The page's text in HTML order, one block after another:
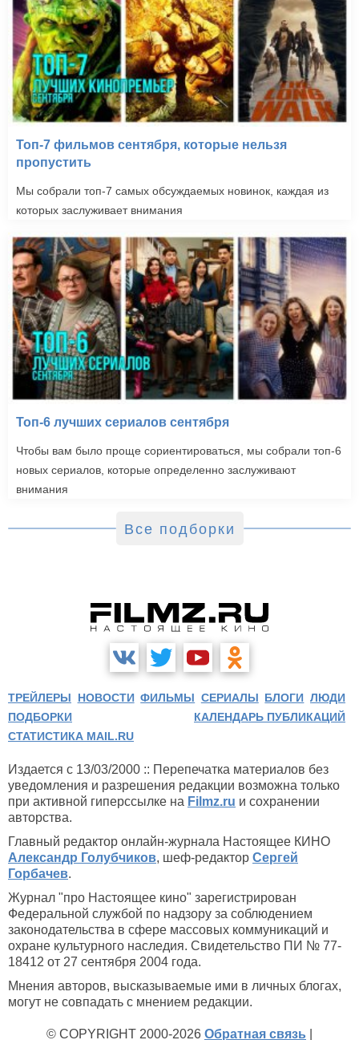
Топ-7 фильмов сентября, которые нельзя
пропустить
Мы собрали топ-7 самых обсуждаемых новинок, каждая из
которых заслуживает внимания
Топ-6 лучших сериалов сентября
Чтобы вам было проще сориентироваться, мы собрали топ-6
новых сериалов, которые определенно заслуживают
внимания
Все подборки
ТРЕЙЛЕРЫ НОВОСТИ ФИЛЬМЫ СЕРИАЛЫ БЛОГИ ЛЮДИ
ПОДБОРКИ
КАЛЕНДАРЬ ПУБЛИКАЦИЙ
СТАТИСТИКА MAIL.RU
Издается с 13/03/2000 :: Перепечатка материалов без
уведомления и разрешения редакции возможна только
при активной гиперссылке на Filmz.ru и сохранении
авторства.
Главный редактор онлайн-журнала Настоящее КИНО
Александр Голубчиков, шеф-редактор Сергей
Горбачев.
Журнал "про Настоящее кино" зарегистрирован
Федеральной службой по надзору за соблюдением
законодательства в сфере массовых коммуникаций и
охране культурного наследия. Свидетельство ПИ № 77-
18412 от 27 сентября 2004 года.
Мнения авторов, высказываемые ими в личных блогах,
могут не совпадать с мнением редакции.
© COPYRIGHT 2000-2026 Обратная связь